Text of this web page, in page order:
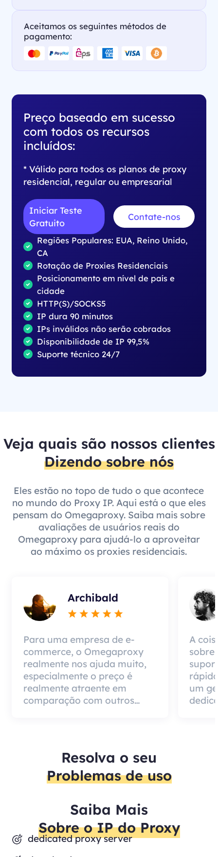
Aceitamos os seguintes métodos de
pagamento:
Preço baseado em sucesso
com todos os recursos
incluídos:
* Válido para todos os planos de proxy
residencial, regular ou empresarial
Iniciar Teste
Gratuito
Contate-nos
Regiões Populares: EUA, Reino Unido,
CA
Rotação de Proxies Residenciais
Posicionamento em nível de país e
cidade
HTTP(S)/SOCKS5
IP dura 90 minutos
IPs inválidos não serão cobrados
Disponibilidade de IP 99,5%
Suporte técnico 24/7
Veja quais são nossos clientes
Dizendo sobre nós
Eles estão no topo de tudo o que acontece
no mundo do Proxy IP. Aqui está o que eles
pensam do Omegaproxy. Saiba mais sobre
avaliações de usuários reais do
Omegaproxy para ajudá-lo a aproveitar
ao máximo os proxies residenciais.
Archibald
Para uma empresa de e-
commerce, o Omegaproxy
realmente nos ajuda muito,
especialmente o preço é
realmente atraente em
comparação com outros
vale a pena usar.
A
sobre
um
Resolva o seu
Problemas de uso
Saiba Mais
Sobre o IP do Proxy
dedicated proxy server